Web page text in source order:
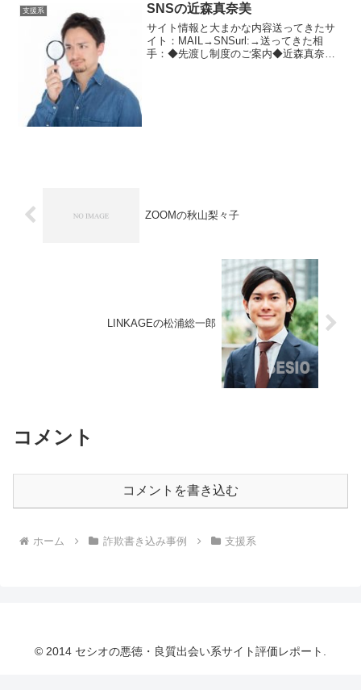
支援系 SNSの近森真奈美
サイト情報と大まかな内容送ってきたサ
イト：MAIL→SNSurl:→送ってきた相
手：◆先渡し制度のご案内◆近森真奈美
ZOOMの秋山梨々子
LINKAGEの松浦総一郎
コメント
コメントを書き込む
ホーム 詐欺書き込み事例 支援系
© 2014 セシオの悪徳・良質出会い系サイト評価レポート.